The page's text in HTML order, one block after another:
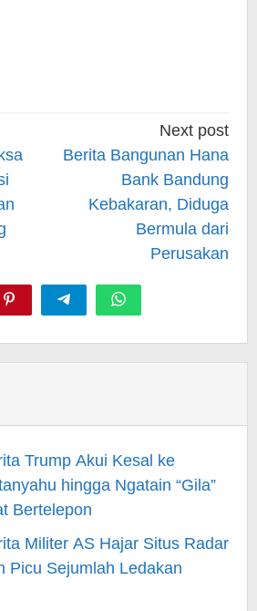
Next post
Berita Bangunan Hana
Bank Bandung
Kebakaran, Diduga
Bermula dari
Perusakan
Trump Akui Kesal ke
hingga Ngatain “Gila”
Bertelepon
Militer AS Hajar Situs Radar
Picu Sejumlah Ledakan